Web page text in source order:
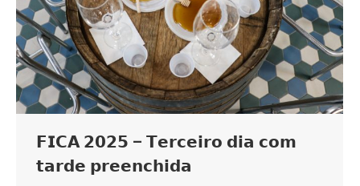
𝗙𝗜𝗖𝗔 𝟮𝟬𝟮𝟱 – 𝗧𝗲𝗿𝗰𝗲𝗶𝗿𝗼 𝗱𝗶𝗮 𝗰𝗼𝗺
𝘁𝗮𝗿𝗱𝗲 𝗽𝗿𝗲𝗲𝗻𝗰𝗵𝗶𝗱𝗮